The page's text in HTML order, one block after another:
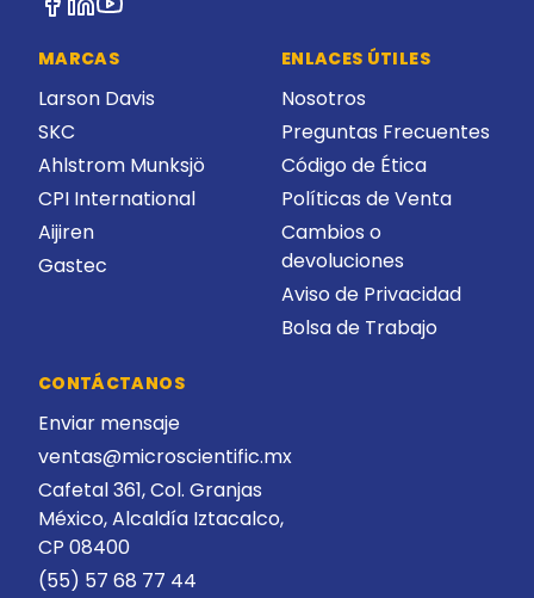
MARCAS
Larson Davis
SKC
Ahlstrom Munksjö
CPI International
Aijiren
Gastec
ENLACES ÚTILES
Nosotros
Preguntas Frecuentes
Código de Ética
Políticas de Venta
Cambios o
devoluciones
Aviso de Privacidad
Bolsa de Trabajo
CONTÁCTANOS
Enviar mensaje
ventas@microscientific.mx
Cafetal 361, Col. Granjas
México, Alcaldía Iztacalco,
CP 08400
(55) 57 68 77 44